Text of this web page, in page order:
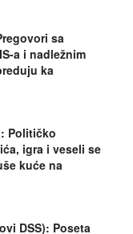
sa
a i nadležnim
ka
Političko
igra i veseli se
kuće na
DSS): Poseta